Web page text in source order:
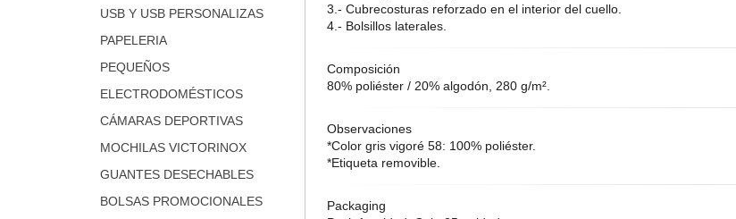
USB Y USB PERSONALIZAS
PAPELERIA
PEQUEÑOS
ELECTRODOMÉSTICOS
CÁMARAS DEPORTIVAS
MOCHILAS VICTORINOX
GUANTES DESECHABLES
BOLSAS PROMOCIONALES
3.- Cubrecosturas reforzado en el interior del cuello.
4.- Bolsillos laterales.
Composición
80% poliéster / 20% algodón, 280 g/m².
Observaciones
*Color gris vigoré 58: 100% poliéster.
*Etiqueta removible.
Packaging